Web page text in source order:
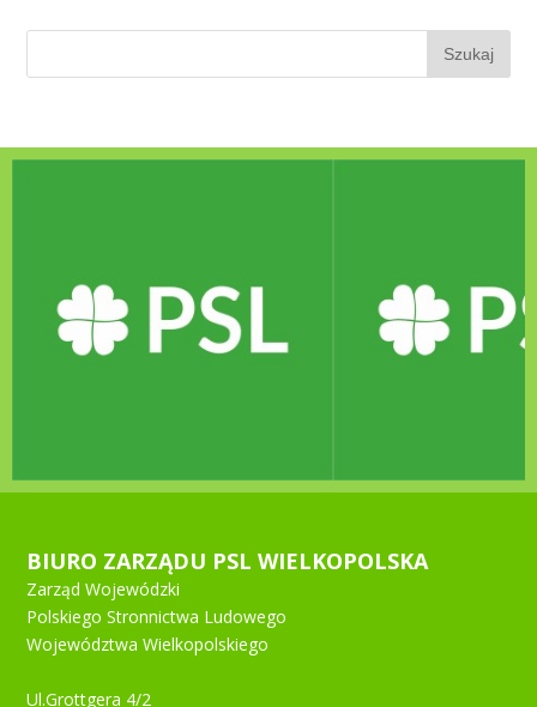
BIURO ZARZĄDU PSL WIELKOPOLSKA
Zarząd Wojewódzki
Polskiego Stronnictwa Ludowego
Województwa Wielkopolskiego
Ul.Grottgera 4/2